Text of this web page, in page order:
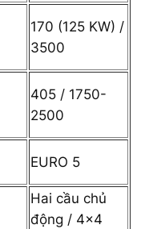
170 (125 KW) /
3500
405 / 1750-
2500
EURO 5
Hai cầu chủ
động / 4×4